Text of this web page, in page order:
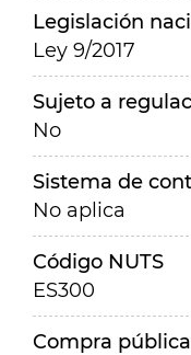
Legislación
Ley 9/2017
Sujeto a
No
Sistema de
No aplica
Código NUTS
ES300
Compra